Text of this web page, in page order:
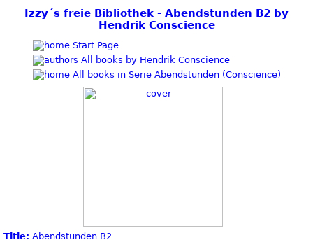
Izzy´s freie Bibliothek - Abendstunden B2 by
Hendrik Conscience
Start Page
All books by Hendrik Conscience
All books in Serie Abendstunden (Conscience)
Title: Abendstunden B2